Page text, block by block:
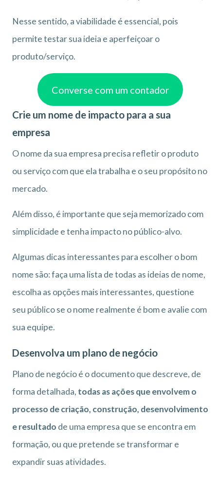
Nesse sentido, a viabilidade é essencial, pois
permite testar sua ideia e aperfeiçoar o
produto/serviço.
Converse com um contador
Crie um nome de impacto para a sua
empresa
O nome da sua empresa precisa refletir o produto
ou serviço com que ela trabalha e o seu propósito no
mercado.
Além disso, é importante que seja memorizado com
simplicidade e tenha impacto no público-alvo.
Algumas dicas interessantes para escolher o bom
nome são: faça uma lista de todas as ideias de nome,
escolha as opções mais interessantes, questione
seu público se o nome realmente é bom e avalie com
sua equipe.
Desenvolva um plano de negócio
Plano de negócio é o documento que descreve, de
forma detalhada, todas as ações que envolvem o
processo de criação, construção, desenvolvimento
e resultado de uma empresa que se encontra em
formação, ou que pretende se transformar e
expandir suas atividades.